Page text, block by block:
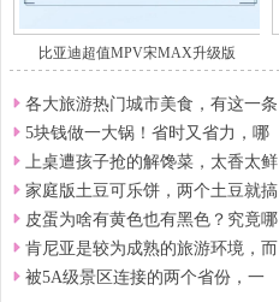
比亚迪超值MPV宋MAX升级版
各大旅游热门城市美食，有这一条
5块钱做一大锅！省时又省力，哪
上桌遭孩子抢的解馋菜，太香太鲜
家庭版土豆可乐饼，两个土豆就搞
皮蛋为啥有黄色也有黑色？究竟哪
肯尼亚是较为成熟的旅游环境，而
被5A级景区连接的两个省份，一